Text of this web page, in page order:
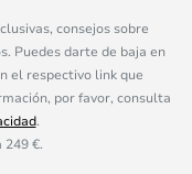
consejos sobre
Puedes darte de baja en
el respectivo link que
por favor, consulta
.
249 €.